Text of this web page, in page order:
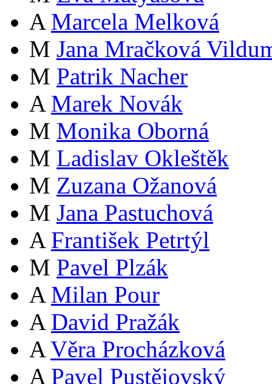
A Marcela Melková
M Jana Mračková
M Patrik Nacher
A Marek Novák
M Monika Oborná
M Ladislav Okleštěk
M Zuzana Ožanová
M Jana Pastuchová
A František Petrtýl
M Pavel Plzák
A Milan Pour
A David Pražák
A Věra Procházková
A Pavel Pustějovský